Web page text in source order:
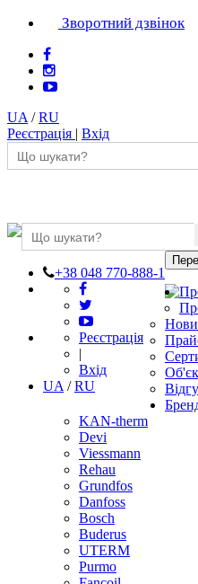
Зворотний дзвінок
UA /RU
Реєстрація | Вхід
+38 048 770-888-1
Реєстрація
|
Вхід
UA /RU
KAN-therm
Devi
Viessmann
Rehau
Grundfos
Danfoss
Bosch
Buderus
UTERM
Purmo